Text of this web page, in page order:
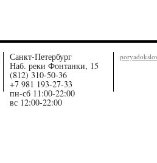
Санкт-Петербург
Наб. реки Фонтанки, 15
(812) 310-50-36
+7 981 193-27-33
пн-сб 11:00-22:00
вс 12:00-22:00